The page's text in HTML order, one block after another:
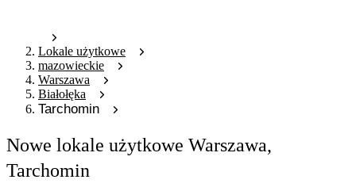
Lokale użytkowe
mazowieckie
Warszawa
Białołęka
Tarchomin
Nowe lokale użytkowe Warszawa,
Tarchomin